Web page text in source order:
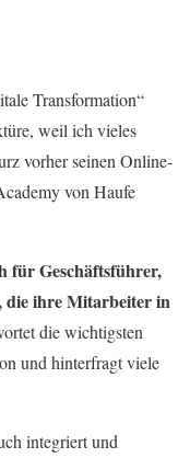
Transformation“
weil ich vieles
vorher seinen Online-
von Haufe
für Geschäftsführer,
die ihre Mitarbeiter in
die wichtigsten
und hinterfragt viele
integriert und